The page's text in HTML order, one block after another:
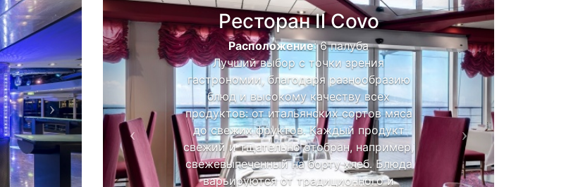
Ресторан Il Covo
Расположение: 6 палуба
Лучший выбор с точки зрения
гастрономии, благодаря разнообразию
блюд и высокому качеству всех
продуктов: от итальянских сортов мяса
до свежих фруктов. Каждый продукт
свежий и тщательно отобран, например,
свежевыпеченный на борту хлеб. Блюда
варьируются от традиционного и